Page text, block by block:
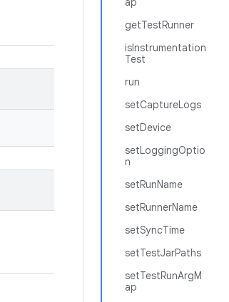
getTestRunner
isInstrumentation
Test
run
setCaptureLogs
setDevice
setLoggingOptio
n
setRunName
setRunnerName
setSyncTime
setTestJarPaths
setTestRunArgM
ap